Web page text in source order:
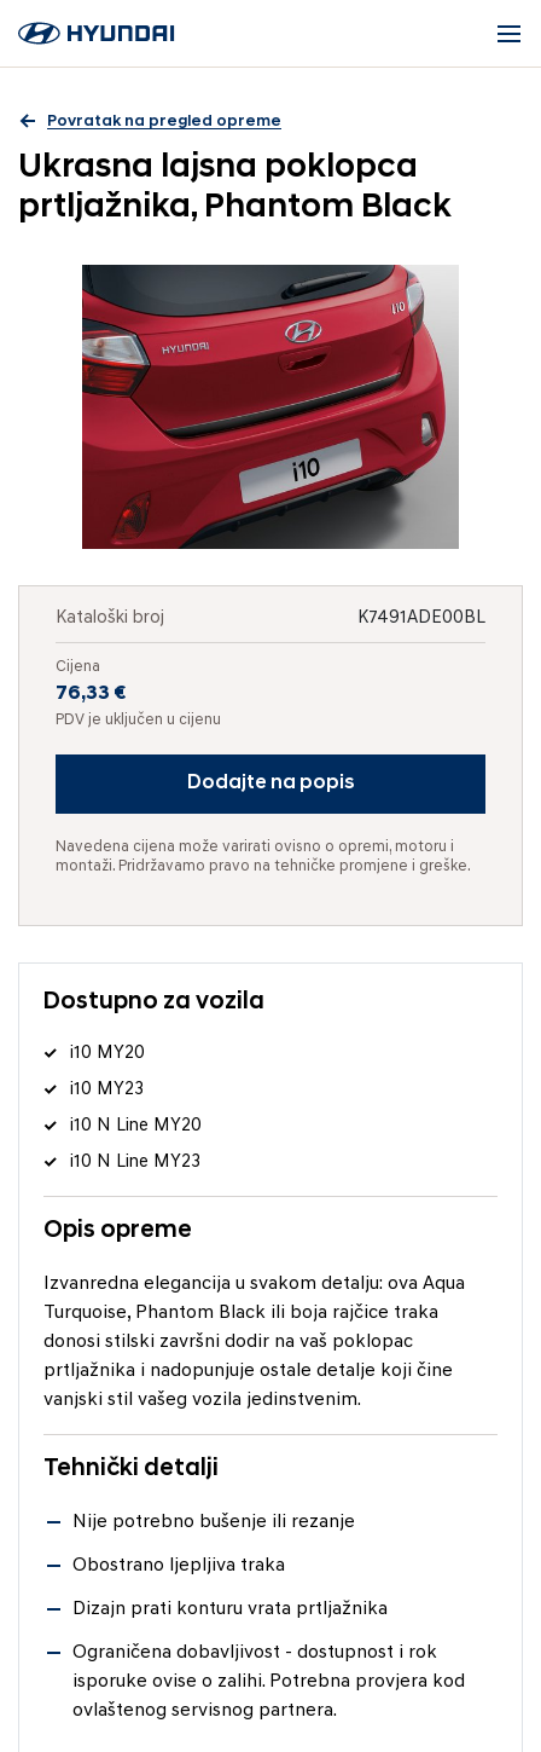
Povratak na pregled opreme
Ukrasna lajsna poklopca
prtljažnika, Phantom Black
Kataloški broj K7491ADE00BL
Cijena
76,33 €
PDV je uključen u cijenu
Dodajte na popis
Navedena cijena može varirati ovisno o opremi, motoru i
montaži. Pridržavamo pravo na tehničke promjene i greške.
Dostupno za vozila
i10 MY20
i10 MY23
i10 N Line MY20
i10 N Line MY23
Opis opreme
Izvanredna elegancija u svakom detalju: ova Aqua
Turquoise, Phantom Black ili boja rajčice traka
donosi stilski završni dodir na vaš poklopac
prtljažnika i nadopunjuje ostale detalje koji čine
vanjski stil vašeg vozila jedinstvenim.
Tehnički detalji
Nije potrebno bušenje ili rezanje
Obostrano ljepljiva traka
Dizajn prati konturu vrata prtljažnika
Ograničena dobavljivost - dostupnost i rok
isporuke ovise o zalihi. Potrebna provjera kod
ovlaštenog servisnog partnera.